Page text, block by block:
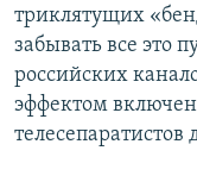
триклятущих
забывать все это
российских
эффектом